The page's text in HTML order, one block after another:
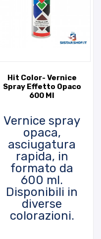
Hit Color- Vernice
Spray Effetto Opaco
600 Ml
Vernice spray
opaca,
asciugatura
rapida, in
formato da
600 ml.
Disponibili in
diverse
colorazioni.